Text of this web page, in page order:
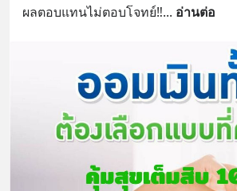
ผลตอบแทนไม่ตอบโจทย์‼️... อ่านต่อ